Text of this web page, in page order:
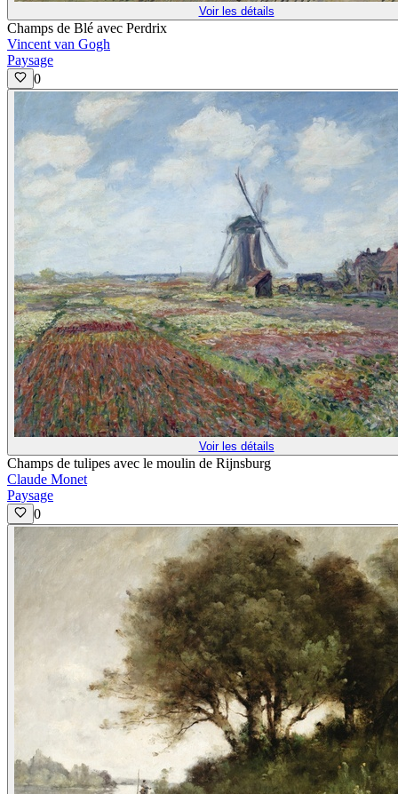
Voir les détails
Champs de Blé avec Perdrix
Vincent van Gogh
Paysage
0
Voir les détails
Champs de tulipes avec le moulin de Rijnsburg
Claude Monet
Paysage
0